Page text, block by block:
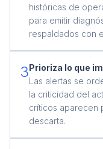
históricas de
para emitir
respaldados con
3Prioriza lo que
Las alertas se
la criticidad del
críticos aparecen
descarta.